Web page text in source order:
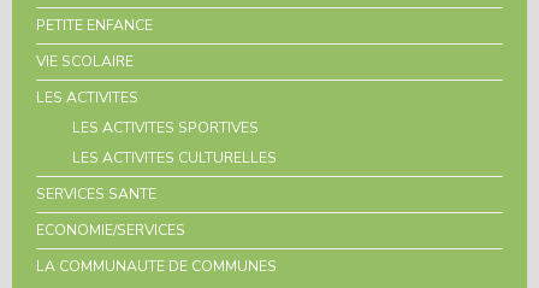
PETITE ENFANCE
VIE SCOLAIRE
LES ACTIVITES
LES ACTIVITES SPORTIVES
LES ACTIVITES CULTURELLES
SERVICES SANTE
ECONOMIE/SERVICES
LA COMMUNAUTE DE COMMUNES